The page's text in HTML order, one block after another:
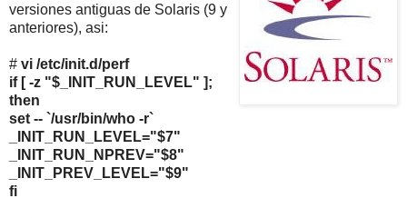
versiones antiguas de Solaris (9 y
anteriores), asi:
# vi /etc/init.d/perf
if [ -z "$_INIT_RUN_LEVEL" ];
then
set -- `/usr/bin/who -r`
_INIT_RUN_LEVEL="$7"
_INIT_RUN_NPREV="$8"
_INIT_PREV_LEVEL="$9"
fi